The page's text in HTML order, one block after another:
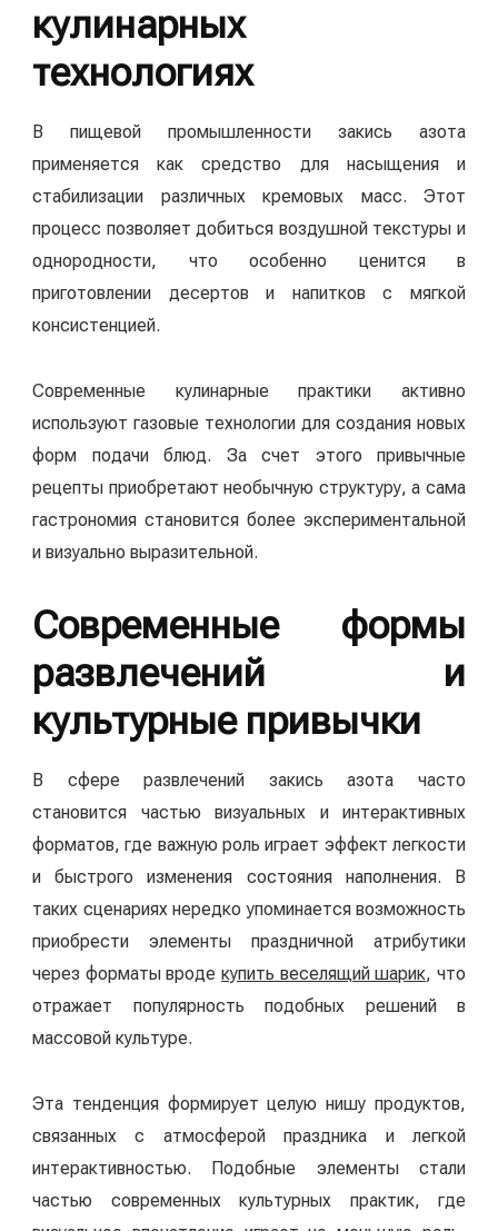
кулинарных
технологиях
В пищевой промышленности закись азота
применяется как средство для насыщения и
стабилизации различных кремовых масс. Этот
процесс позволяет добиться воздушной текстуры и
однородности, что особенно ценится в
приготовлении десертов и напитков с мягкой
консистенцией.
Современные кулинарные практики активно
используют газовые технологии для создания новых
форм подачи блюд. За счет этого привычные
рецепты приобретают необычную структуру, а сама
гастрономия становится более экспериментальной
и визуально выразительной.
Современные формы
развлечений и
культурные привычки
В сфере развлечений закись азота часто
становится частью визуальных и интерактивных
форматов, где важную роль играет эффект легкости
и быстрого изменения состояния наполнения. В
таких сценариях нередко упоминается возможность
приобрести элементы праздничной атрибутики
через форматы вроде купить веселящий шарик, что
отражает популярность подобных решений в
массовой культуре.
Эта тенденция формирует целую нишу продуктов,
связанных с атмосферой праздника и легкой
интерактивностью. Подобные элементы стали
частью современных культурных практик, где